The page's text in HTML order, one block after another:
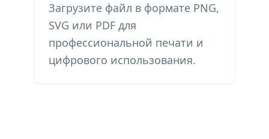
Загрузите файл в формате PNG,
SVG или PDF для
профессиональной печати и
цифрового использования.